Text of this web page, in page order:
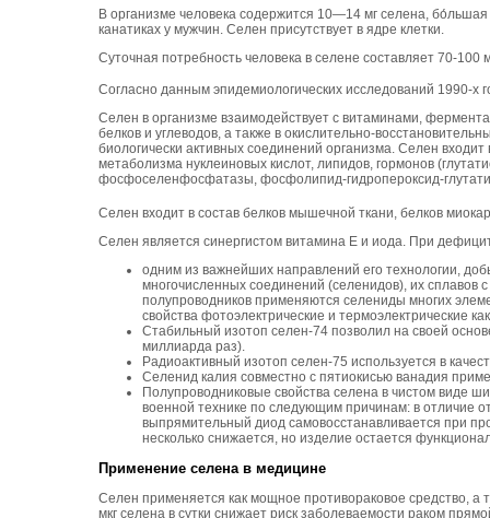
В организме человека содержится 10—14 мг селена,
канатиках у мужчин. Селен присутствует в ядре клетки.
Суточная потребность человека в селене составляет 70-100
Согласно данным эпидемиологических исследований 1990-х
Селен в организме взаимодействует с витаминами,
белков и углеводов, а также в окислительно-
биологически активных соединений организма. Селен
метаболизма нуклеиновых кислот, липидов, гормонов
фосфоселенфосфатазы, фосфолипид-гидропероксид-
Селен входит в состав белков мышечной ткани, белков
Селен является синергистом витамина E и иода. При
одним из важнейших направлений его технологии,
многочисленных соединений (селенидов), их сплавов
полупроводников применяются селениды многих
свойства фотоэлектрические и термоэлектрические
Стабильный изотоп селен-74 позволил на своей
миллиарда раз).
Радиоактивный изотоп селен-75 используется в
Селенид калия совместно с пятиокисью ванадия
Полупроводниковые свойства селена в чистом виде
военной технике по следующим причинам: в отличие
выпрямительный диод самовосстанавливается при
несколько снижается, но изделие остается
Применение селена в медицине
Селен применяется как мощное противораковое средство,
мкг селена в сутки снижает риск заболеваемости раком